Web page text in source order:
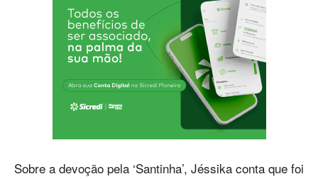
Sobre a devoção pela ‘Santinha’, Jéssika conta que foi